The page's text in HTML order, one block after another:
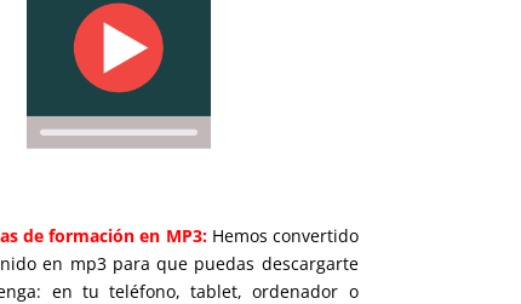
de formación en MP3: Hemos convertido
en mp3 para que puedas descargarte
en tu teléfono, tablet, ordenador o